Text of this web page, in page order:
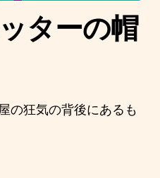
ターの帽
の狂気の背後にあるも